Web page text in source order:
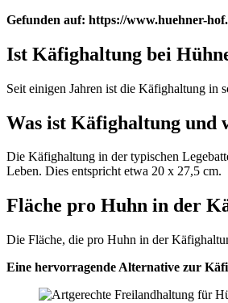
Gefunden auf: https://www.huehner-
Ist Käfighaltung bei
Seit einigen Jahren ist die Käfighaltung in
Was ist Käfighaltung und
Die Käfighaltung in der typischen
Leben. Dies entspricht etwa 20 x 27,5 cm.
Fläche pro Huhn in der
Die Fläche, die pro Huhn in der
Eine hervorragende Alternative zur